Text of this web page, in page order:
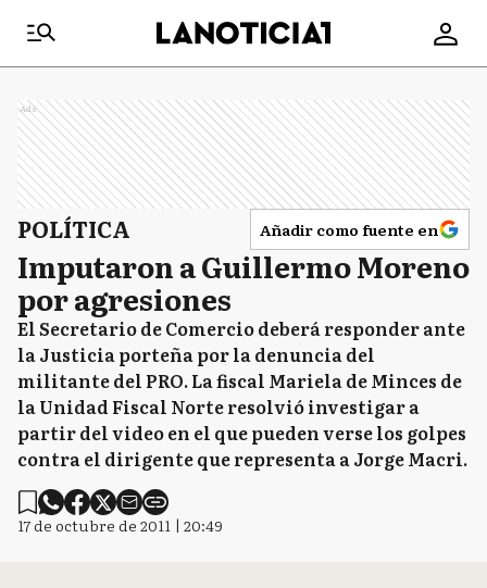
Ads
POLÍTICA Añadir como fuente en
Imputaron a Guillermo Moreno
por agresiones
El Secretario de Comercio deberá responder ante
la Justicia porteña por la denuncia del
militante del PRO. La fiscal Mariela de Minces de
la Unidad Fiscal Norte resolvió investigar a
partir del video en el que pueden verse los golpes
contra el dirigente que representa a Jorge Macri.
17 de octubre de 2011 | 20:49